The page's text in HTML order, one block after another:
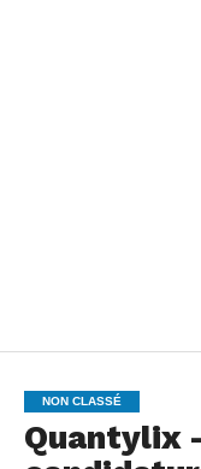
NON CLASSÉ
Quantylix